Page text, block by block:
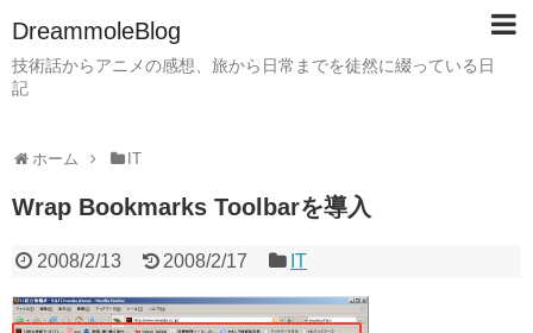
DreammoleBlog
技術話からアニメの感想、旅から日常までを徒然に綴っている日
記
ホーム IT
Wrap Bookmarks Toolbarを導入
2008/2/13 2008/2/17 IT